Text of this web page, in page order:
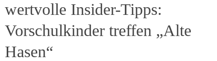
wertvolle Insider-Tipps:
Vorschulkinder treffen „Alte
Hasen“